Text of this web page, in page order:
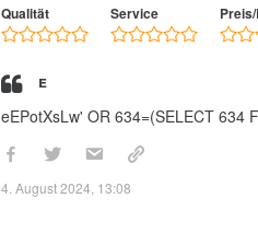
Qualität Service
e
eEPotXsLw' OR 634=(SELECT 634
4. August 2024, 13:08